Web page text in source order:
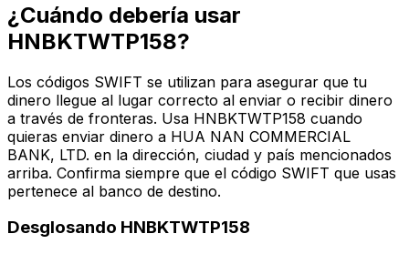
¿Cuándo debería usar
HNBKTWTP158?
Los códigos SWIFT se utilizan para asegurar que tu
dinero llegue al lugar correcto al enviar o recibir dinero
a través de fronteras. Usa HNBKTWTP158 cuando
quieras enviar dinero a HUA NAN COMMERCIAL
BANK, LTD. en la dirección, ciudad y país mencionados
arriba. Confirma siempre que el código SWIFT que usas
pertenece al banco de destino.
Desglosando HNBKTWTP158